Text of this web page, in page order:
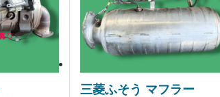
三菱ふそう マフラー